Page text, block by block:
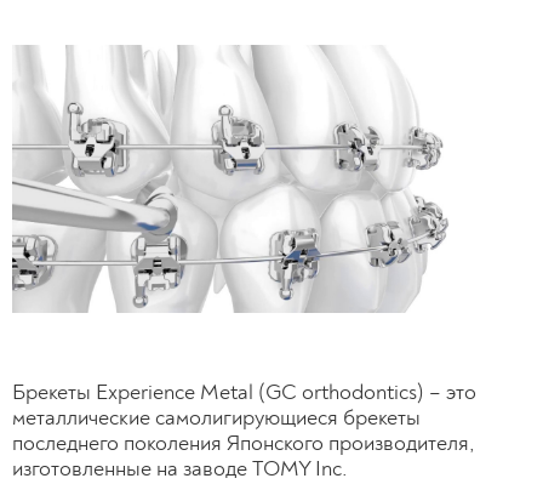
Брекеты Experience Metal (GC orthodontics) – это
металлические самолигирующиеся брекеты
последнего поколения Японского производителя,
изготовленные на заводе TOMY Inc.